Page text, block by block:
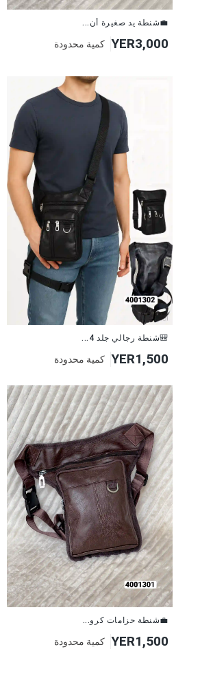
💼شنطة يد صغيرة أن...
YER3,000 كمية محدودة
🎒شنطة رجالي جلد 4...
YER1,500 كمية محدودة
💼شنطة حزامات كرو...
YER1,500 كمية محدودة